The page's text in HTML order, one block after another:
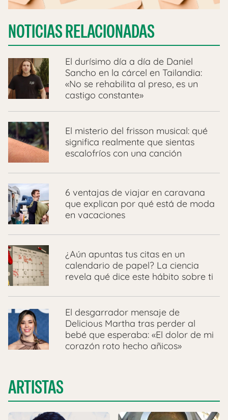
NOTICIAS RELACIONADAS
El durísimo día a día de Daniel
Sancho en la cárcel en Tailandia:
«No se rehabilita al preso, es un
castigo constante»
El misterio del frisson musical: qué
significa realmente que sientas
escalofríos con una canción
6 ventajas de viajar en caravana
que explican por qué está de moda
en vacaciones
¿Aún apuntas tus citas en un
calendario de papel? La ciencia
revela qué dice este hábito sobre ti
El desgarrador mensaje de
Delicious Martha tras perder al
bebé que esperaba: «El dolor de mi
corazón roto hecho añicos»
ARTISTAS